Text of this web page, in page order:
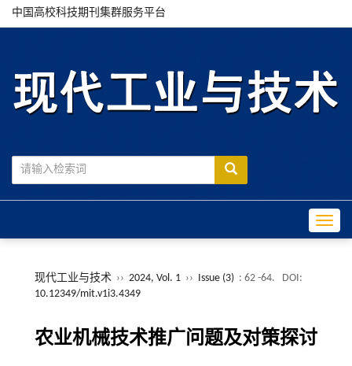
中国高校科技期刊集群服务平台
现代工业与技术 ›› 2024, Vol. 1 ›› Issue (3) : 62 -64.
DOI:
10.12349/mit.v1i3.4349
农业机械技术推广问题及对策探讨